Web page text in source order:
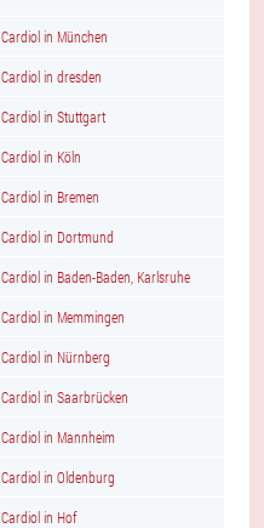
Cardiol in München
Cardiol in dresden
Cardiol in Stuttgart
Cardiol in Köln
Cardiol in Bremen
Cardiol in Dortmund
Cardiol in Baden-Baden, Karlsruhe
Cardiol in Memmingen
Cardiol in Nürnberg
Cardiol in Saarbrücken
Cardiol in Mannheim
Cardiol in Oldenburg
Cardiol in Hof